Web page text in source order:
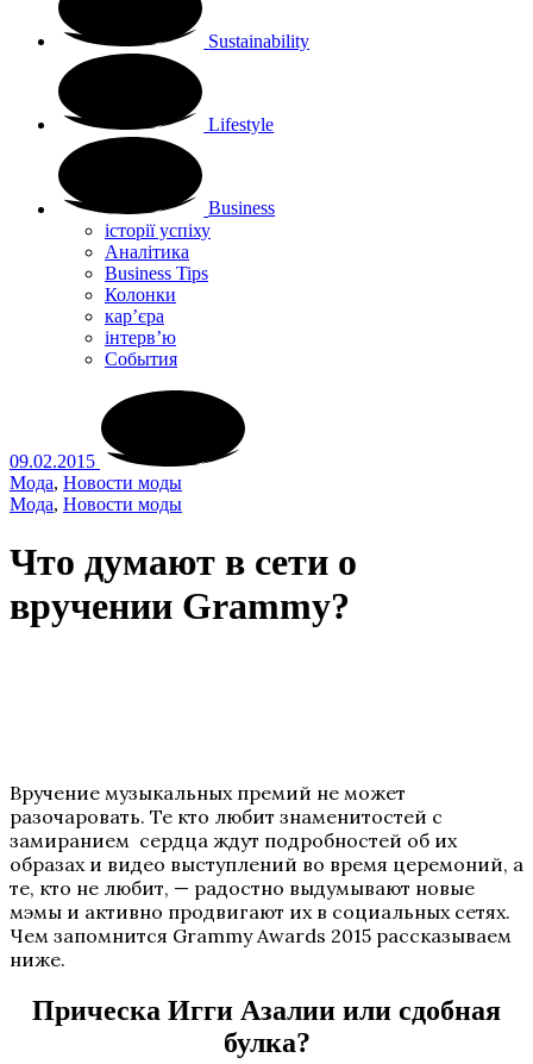
Sustainability
Lifestyle
Business
історії успіху
Аналітика
Business Tips
Колонки
кар’єра
інтерв’ю
Cобытия
09.02.2015
Мода, Новости моды
Мода, Новости моды
Что думают в сети о
вручении Grammy?
Вручение музыкальных премий не может
разочаровать. Те кто любит знаменитостей с
замиранием сердца ждут подробностей об их
образах и видео выступлений во время церемоний, а
те, кто не любит, — радостно выдумывают новые
мэмы и активно продвигают их в социальных сетях.
Чем запомнится Grammy Awards 2015 рассказываем
ниже.
Прическа Игги Азалии или сдобная
булка?